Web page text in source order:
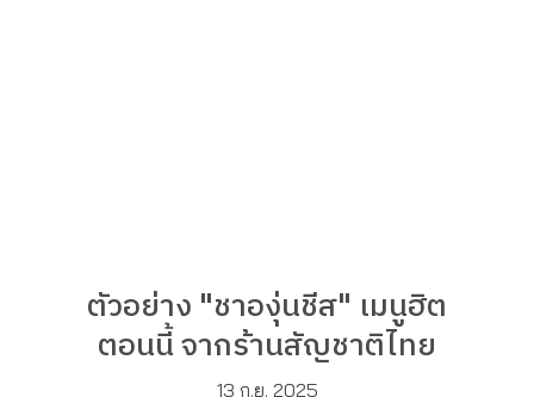
ตัวอย่าง "ชาองุ่นชีส" เมนูฮิต
ตอนนี้ จากร้านสัญชาติไทย
13 ก.ย. 2025